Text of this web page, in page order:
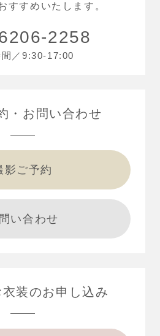
すすめいたします。
2258
間／9:30-17:00
お問い合わせ
影ご予約
い合わせ
装のお申し込み